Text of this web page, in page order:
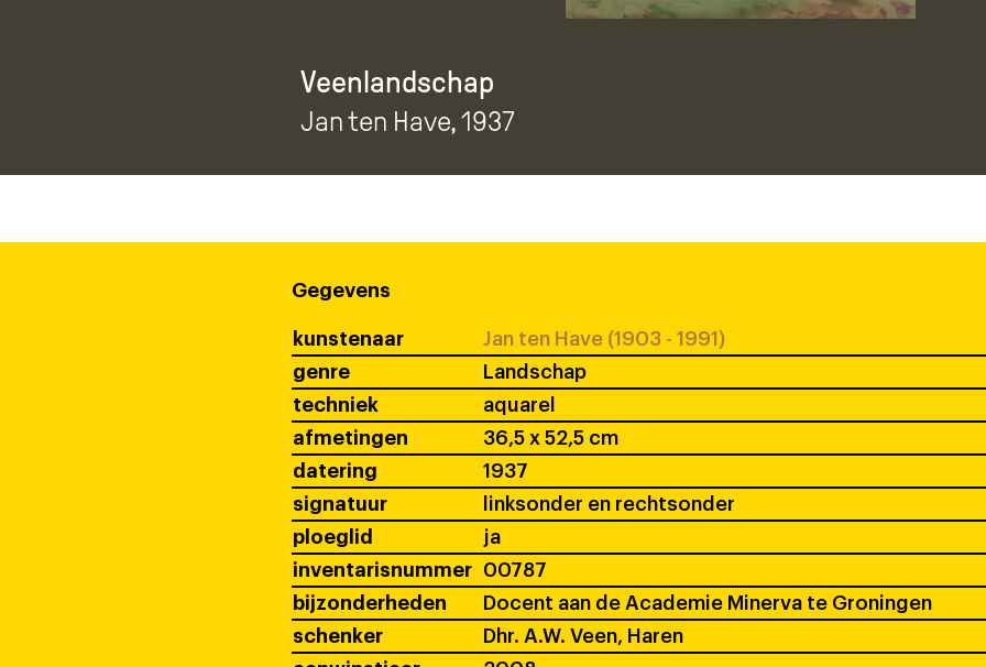
Veenlandschap
Jan ten Have, 1937
Gegevens
kunstenaar
Jan ten Have (1903 - 1991)
genre
Landschap
techniek
aquarel
afmetingen
36,5 x 52,5 cm
datering
1937
signatuur
linksonder en rechtsonder
ploeglid
ja
inventarisnummer
00787
bijzonderheden
Docent aan de Academie Minerva te Groningen
schenker
Dhr. A.W. Veen, Haren